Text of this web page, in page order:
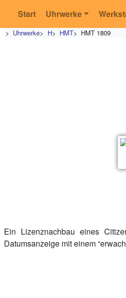
Start Uhrwerke
> Uhrwerke> H> HMT> HMT 1809
Ein Lizenznachbau eines
Datumsanzeige mit einem